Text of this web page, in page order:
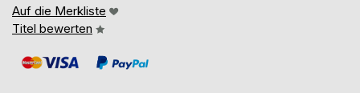
Auf die Merkliste
Titel bewerten